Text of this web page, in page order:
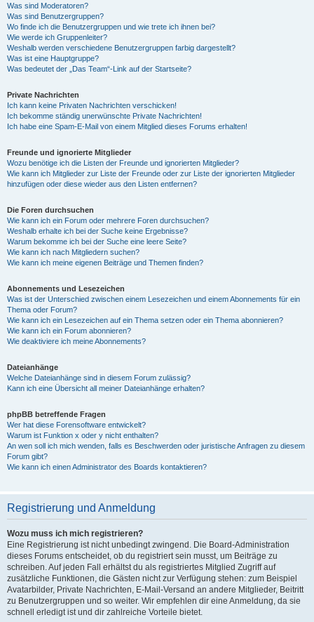
Was sind Moderatoren?
Was sind Benutzergruppen?
Wo finde ich die Benutzergruppen und wie trete ich ihnen bei?
Wie werde ich Gruppenleiter?
Weshalb werden verschiedene Benutzergruppen farbig dargestellt?
Was ist eine Hauptgruppe?
Was bedeutet der „Das Team“-Link auf der Startseite?
Private Nachrichten
Ich kann keine Privaten Nachrichten verschicken!
Ich bekomme ständig unerwünschte Private Nachrichten!
Ich habe eine Spam-E-Mail von einem Mitglied dieses Forums erhalten!
Freunde und ignorierte Mitglieder
Wozu benötige ich die Listen der Freunde und ignorierten Mitglieder?
Wie kann ich Mitglieder zur Liste der Freunde oder zur Liste der ignorierten Mitglieder
hinzufügen oder diese wieder aus den Listen entfernen?
Die Foren durchsuchen
Wie kann ich ein Forum oder mehrere Foren durchsuchen?
Weshalb erhalte ich bei der Suche keine Ergebnisse?
Warum bekomme ich bei der Suche eine leere Seite?
Wie kann ich nach Mitgliedern suchen?
Wie kann ich meine eigenen Beiträge und Themen finden?
Abonnements und Lesezeichen
Was ist der Unterschied zwischen einem Lesezeichen und einem Abonnements für ein
Thema oder Forum?
Wie kann ich ein Lesezeichen auf ein Thema setzen oder ein Thema abonnieren?
Wie kann ich ein Forum abonnieren?
Wie deaktiviere ich meine Abonnements?
Dateianhänge
Welche Dateianhänge sind in diesem Forum zulässig?
Kann ich eine Übersicht all meiner Dateianhänge erhalten?
phpBB betreffende Fragen
Wer hat diese Forensoftware entwickelt?
Warum ist Funktion x oder y nicht enthalten?
An wen soll ich mich wenden, falls es Beschwerden oder juristische Anfragen zu diesem
Forum gibt?
Wie kann ich einen Administrator des Boards kontaktieren?
Registrierung und Anmeldung
Wozu muss ich mich registrieren?
Eine Registrierung ist nicht unbedingt zwingend. Die Board-Administration
dieses Forums entscheidet, ob du registriert sein musst, um Beiträge zu
schreiben. Auf jeden Fall erhältst du als registriertes Mitglied Zugriff auf
zusätzliche Funktionen, die Gästen nicht zur Verfügung stehen: zum Beispiel
Avatarbilder, Private Nachrichten, E-Mail-Versand an andere Mitglieder, Beitritt
zu Benutzergruppen und so weiter. Wir empfehlen dir eine Anmeldung, da sie
schnell erledigt ist und dir zahlreiche Vorteile bietet.